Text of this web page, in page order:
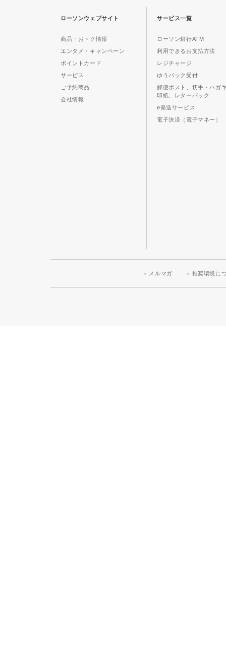
ローソンウェブサイト
商品・おトク情報
エンタメ・キャンペーン
ポイントカード
サービス
ご予約商品
会社情報
サービス一覧
ローソン銀行ATM
利用できるお支払方法
レジチャージ
ゆうパック受付
郵便ポスト、切手・ハガ
印紙、レターパック
e発送サービス
電子決済（電子マネー）
メルマガ 推奨環境に